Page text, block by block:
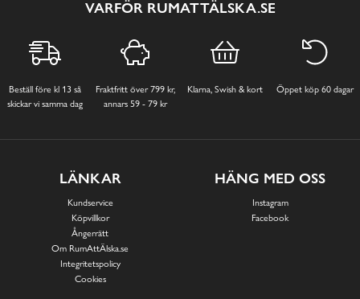
VARFÖR RUMATTÄLSKA.SE
Beställ före kl 13 så
skickar vi samma dag
Fraktfritt över 799 kr,
annars 59 - 79 kr
Klarna, Swish & kort Öppet köp 60 dagar
LÄNKAR
Kundservice
Köpvillkor
Ångerrätt
Om RumAttÄlska.se
Integritetspolicy
Cookies
HÄNG MED OSS
Instagram
Facebook